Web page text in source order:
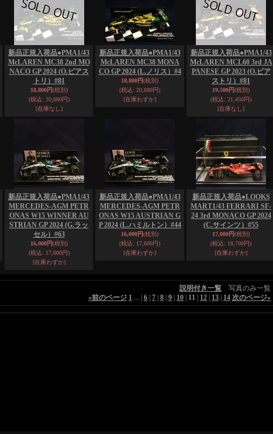
新品正規入荷品●PMA1/43
McLAREN MC38 2nd MO
NACO GP 2024 (O.ピアス
トリ）#81
18,800円(税別)
(税込: 20,680円)
[在庫なし]
新品正規入荷品●PMA1/43
McLAREN MC38 MONA
CO GP 2024 (L.ノリス）#4
18,800円(税別)
(税込: 20,680円)
[在庫わずか]
新品正規入荷品●PMA1/43
McLAREN MCL60 3rd JA
PANESE GP 2023 (O.ピア
ストリ）#81
19,500円(税別)
(税込: 21,450円)
[在庫なし]
新品正規入荷品●PMA1/43
MERCEDES-AGM PETR
ONAS W15 WINNER AU
STRIAN GP 2024 (G.ラッ
セル）#63
16,000円(税別)
(税込: 17,600円)
[在庫わずか]
新品正規入荷品●PMA1/43
MERCEDES-AGM PETR
ONAS W15 AUSTRIAN G
P 2024 (L.ハミルトン）#44
16,000円(税別)
(税込: 17,600円)
[在庫わずか]
新品正規入荷品●LOOKS
MART1/43 FERRARI SF-
24 3rd MONACO GP 2024
(C.サインツ）#55
17,000円(税別)
(税込: 18,700円)
[在庫わずか]
説明付き一覧 写真のみ一覧
«前のページ 1 ... 6 7 8 9 10 11 12 13 14 次のページ»